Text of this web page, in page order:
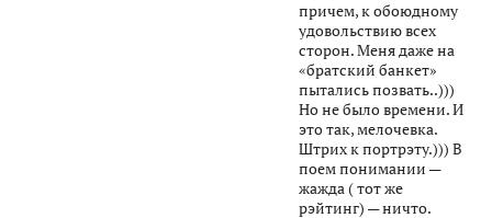
причем, к обоюдному
удовольствию всех
сторон. Меня даже на
«братский банкет»
пытались позвать..)))
Но не было времени. И
это так, мелочевка.
Штрих к портрэту.))) В
поем понимании —
жажда ( тот же
рэйтинг) — ничто.